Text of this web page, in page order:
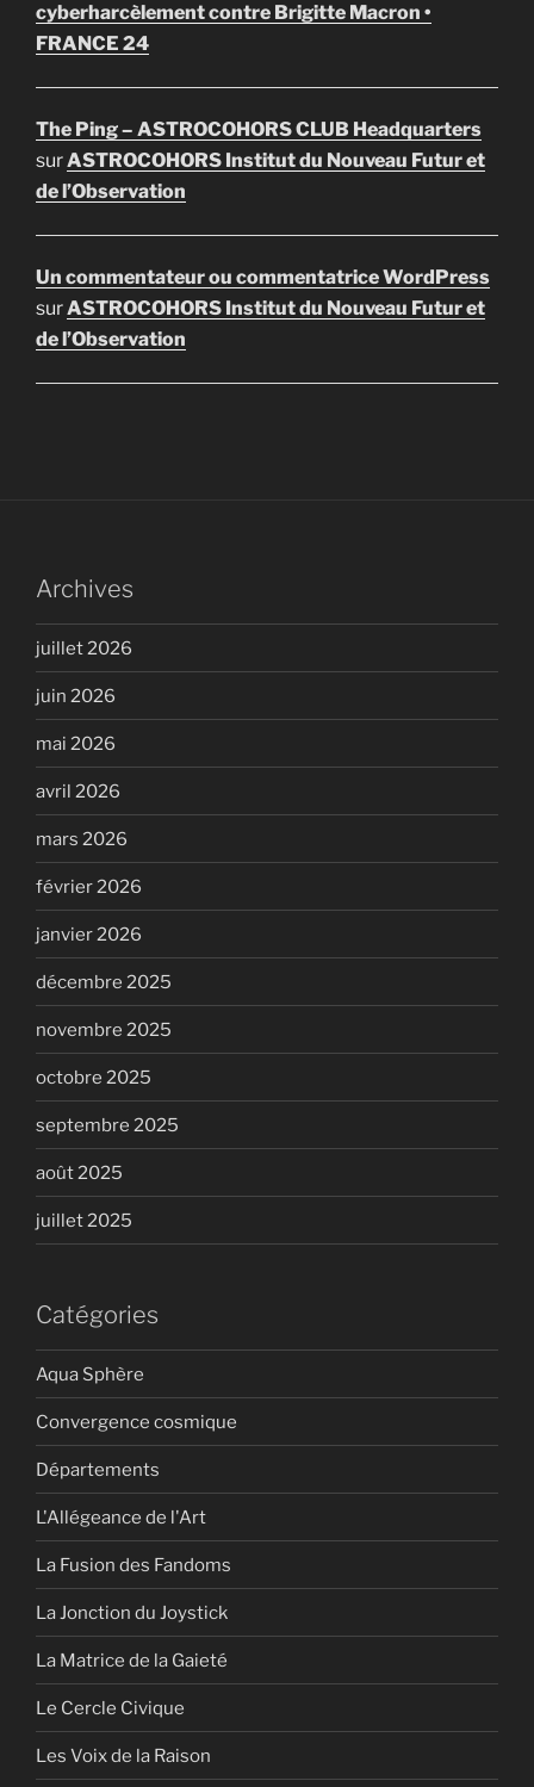
cyberharcèlement contre Brigitte Macron •
FRANCE 24
The Ping – ASTROCOHORS CLUB Headquarters
surASTROCOHORS Institut du Nouveau Futur et
de l’Observation
Un commentateur ou commentatrice WordPress
surASTROCOHORS Institut du Nouveau Futur et
de l’Observation
Archives
juillet 2026
juin 2026
mai 2026
avril 2026
mars 2026
février 2026
janvier 2026
décembre 2025
novembre 2025
octobre 2025
septembre 2025
août 2025
juillet 2025
Catégories
Aqua Sphère
Convergence cosmique
Départements
L'Allégeance de l'Art
La Fusion des Fandoms
La Jonction du Joystick
La Matrice de la Gaieté
Le Cercle Civique
Les Voix de la Raison